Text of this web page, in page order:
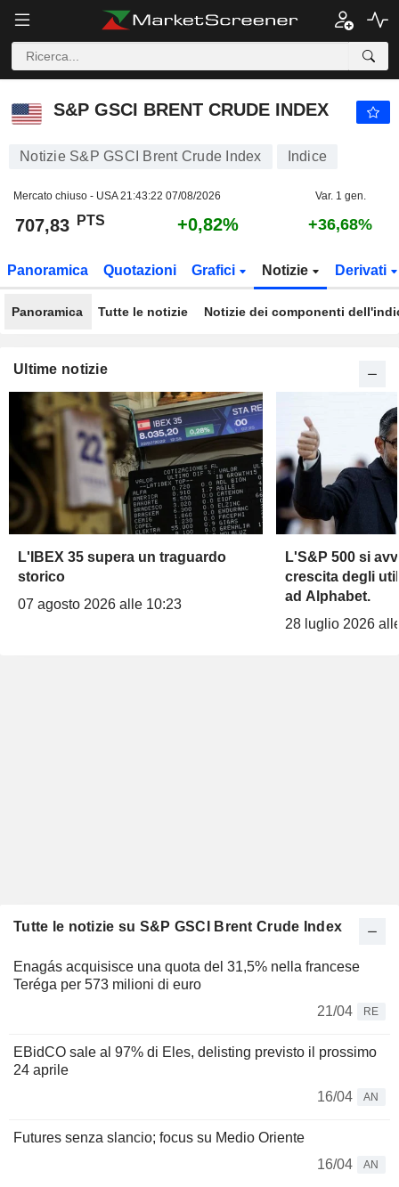
S&P GSCI BRENT CRUDE INDEX
Notizie S&P GSCI Brent Crude Index Indice
Mercato chiuso - USA21:43:22 07/08/2026 Var. 1 gen.
707,83 PTS +0,82% +36,68%
Panoramica Quotazioni Grafici Notizie Derivati
Panoramica Tutte le notizie Notizie dei componenti
Ultime notizie
L'IBEX 35 supera un traguardo
storico
07 agosto 2026 alle 10:23
L'S&P 500 si
crescita degli
ad Alphabet.
28 luglio 2026
Tutte le notizie su S&P GSCI Brent Crude Index
Enagás acquisisce una quota del 31,5% nella francese
Teréga per 573 milioni di euro
21/04
RE
EBidCO sale al 97% di Eles, delisting previsto il prossimo
24 aprile
16/04
AN
Futures senza slancio; focus su Medio Oriente
16/04
AN